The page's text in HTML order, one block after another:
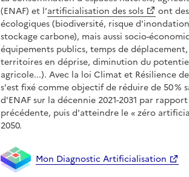
(ENAF) et l’artificialisation des sols
ont
écologiques (biodiversité, risque
stockage carbone), mais aussi socio-
équipements publics, temps de
territoires en déprise, diminution du
agricole...). Avec la loi Climat et Résilience
s'est fixé comme objectif de réduire de 50 %
d'ENAF sur la décennie 2021-2031 par
précédente, puis d'atteindre le zéro
2050.
Mon Diagnostic Artificialisation